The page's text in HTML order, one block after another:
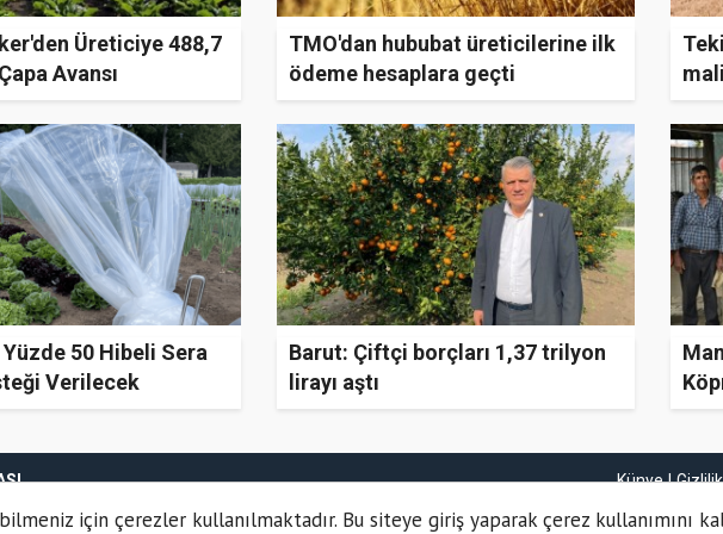
için çerezler kullanılmaktadır. Bu siteye giriş yaparak çerez kullanımını
Üreticiye 488,7
Avansı
TMO'dan hububat üreticilerine ilk
ödeme hesaplara geçti
Yüzde 50 Hibeli Sera
Verilecek
Barut: Çiftçi borçları 1,37 trilyon
lirayı aştı
Künye